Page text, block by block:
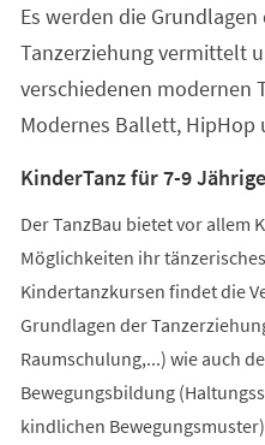
Es werden die
Tanzerziehung vermittelt
verschiedenen modernen
Modernes Ballett, HipHop
KinderTanz für 7-9 Jährige
Der TanzBau bietet vor allem
Möglichkeiten ihr
Kindertanzkursen findet die
Grundlagen der
Raumschulung,...) wie auch
Bewegungsbildung
kindlichen